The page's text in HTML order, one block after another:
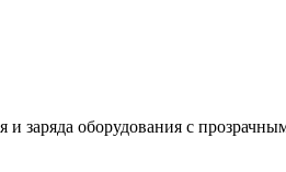
и заряда оборудования с